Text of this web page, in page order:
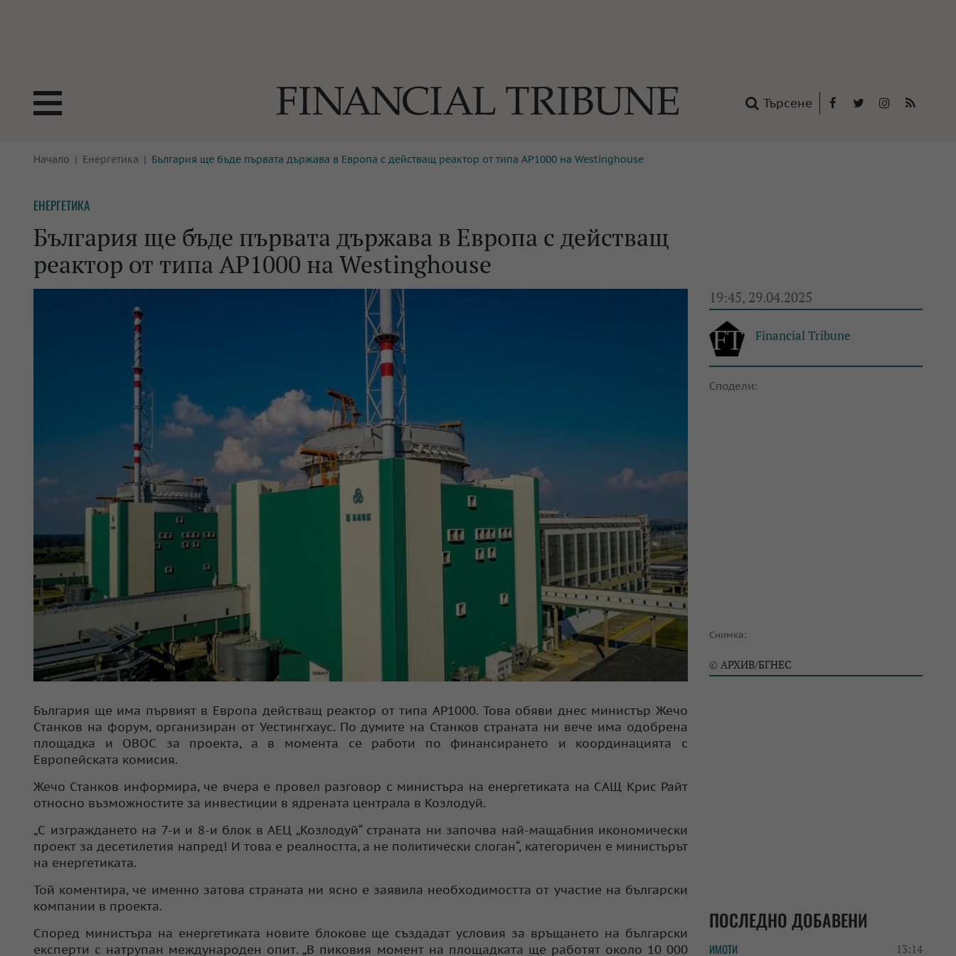
Търсене
БОРСИ
КРИПТО
БАНКИ
ПАРИТЕ
ЗАСТРАХОВАНЕ
ТЕХНОЛОГИИ
ИМОТИ
АВТОМОБИЛИ
За нас Реклама Контакти
Начало Енергетика България ще бъде първата държава в Европа с действащ реактор от типа AP1000 на Westinghouse
ЕНЕРГЕТИКА
България ще бъде първата държава в Европа с действащ
реактор от типа AP1000 на Westinghouse
19:45, 29.04.2025
Financial Tribune
Сподели:
Снимка:
© АРХИВ/БГНЕС
България ще има първият в Европа действащ реактор от типа AP1000. Това обяви днес министър Жечо
Станков на форум, организиран от Уестингхаус. По думите на Станков страната ни вече има одобрена
площадка и ОВОС за проекта, а в момента се работи по финансирането и координацията с
Европейската комисия.
Жечо Станков информира, че вчера е провел разговор с министъра на енергетиката на САЩ Крис Райт
относно възможностите за инвестиции в ядрената централа в Козлодуй.
„С изграждането на 7-и и 8-и блок в AEЦ „Козлодуй“ страната ни започва най-мащабния икономически
проект за десетилетия напред! И това е реалността, а не политически слоган“, категоричен е министърът
на енергетиката.
Той коментира, че именно затова страната ни ясно е заявила необходимостта от участие на български
компании в проекта.
Според министъра на енергетиката новите блокове ще създадат условия за връщането на български
експерти с натрупан международен опит. „В пиковия момент на площадката ще работят около 10 000
ПОСЛЕДНО ДОБАВЕНИ
ИМОТИ 13:14